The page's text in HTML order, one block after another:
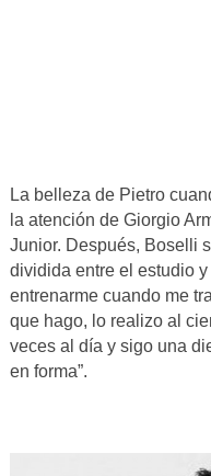
La belleza de Pietro
la atención de Giorgio
Junior. Después, Boselli
dividida entre el estudio
entrenarme cuando me
que hago, lo realizo al
veces al día y sigo una
en forma”.